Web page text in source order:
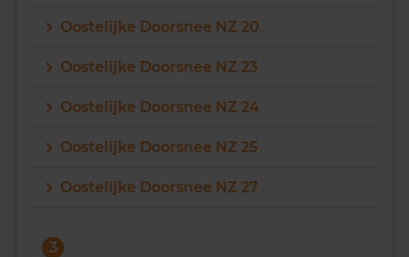
Oostelijke Doorsnee NZ 20
Oostelijke Doorsnee NZ 23
Oostelijke Doorsnee NZ 24
Oostelijke Doorsnee NZ 25
Oostelijke Doorsnee NZ 27
3